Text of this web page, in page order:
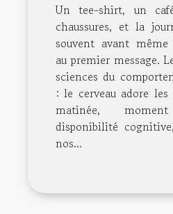
Un tee-shirt, un
chaussures, et la
souvent avant même
au premier message.
sciences du
: le cerveau adore
matinée,
disponibilité
nos...